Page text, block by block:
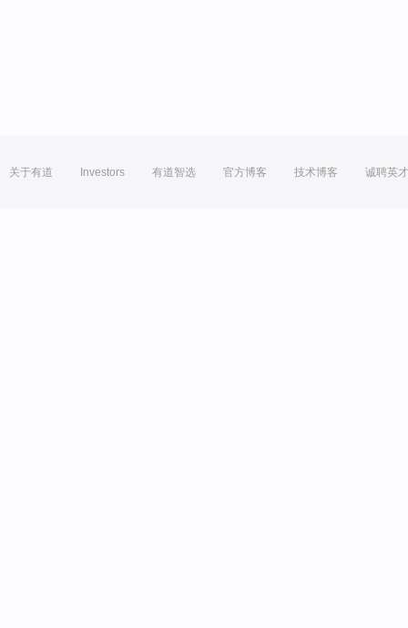
关于有道 Investors 有道智选 官方博客 技术博客 诚聘英才